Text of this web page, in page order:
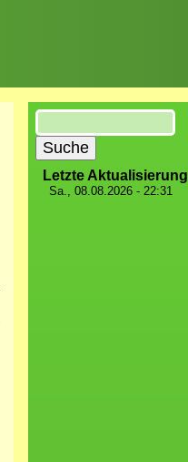
Suche
Letzte Aktualisierung
Sa., 08.08.2026 - 22:31